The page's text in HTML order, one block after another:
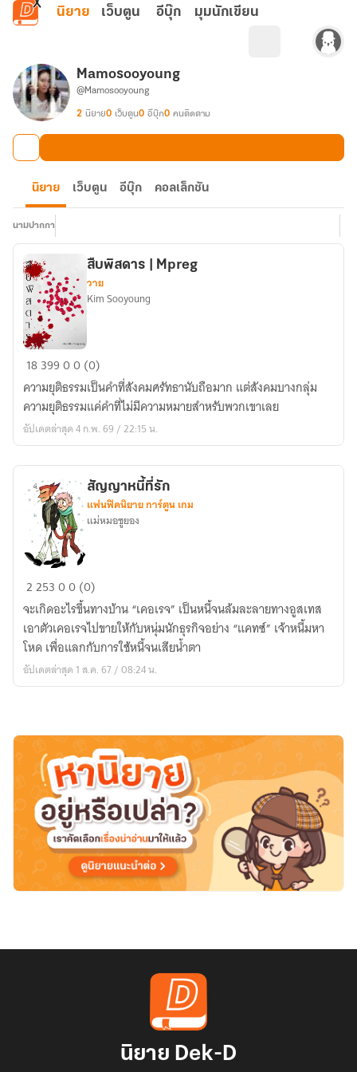
ข้ามไปยังเนื้อหาหลัก
นิยาย เว็บตูน อีบุ๊ก มุมนักเขียน
Mamosooyoung
@Mamosooyoung
2 นิยาย0 เว็บตูน0 อีบุ๊ก0 คนติดตาม
นิยาย เว็บตูน อีบุ๊ก คอลเล็กชัน
นามปากกา
สืบ
พิสดาร
|
Mpreg
สืบพิสดาร | Mpreg
วาย
Kim Sooyoung
1839900 (0)
ความยุติธรรมเป็นคำที่สังคมศรัทธานับถือมาก แต่สังคมบางกลุ่ม
ความยุติธรรมแค่คำที่ไม่มีความหมายสำหรับพวกเขาเลย
อัปเดตล่าสุด 4 ก.พ. 69 / 22:15 น.
สัญญา
หนี้
ที่รัก
สัญญาหนี้ที่รัก
แฟนฟิคนิยาย การ์ตูน เกม
แม่หมอซูยอง
225300 (0)
จะเกิดอะไรขึ้นทางบ้าน “เคอเรจ” เป็นหนี้จนล้มละลายทางอูสเทส
เอาตัวเคอเรจไปขายให้กับหนุ่มนักธุรกิจอย่าง “แคทซ์” เจ้าหนี้มหา
โหด เพื่อแลกกับการใช้หนี้จนเสียน้ำตา
อัปเดตล่าสุด 1 ส.ค. 67 / 08:24 น.
นิยาย Dek-D